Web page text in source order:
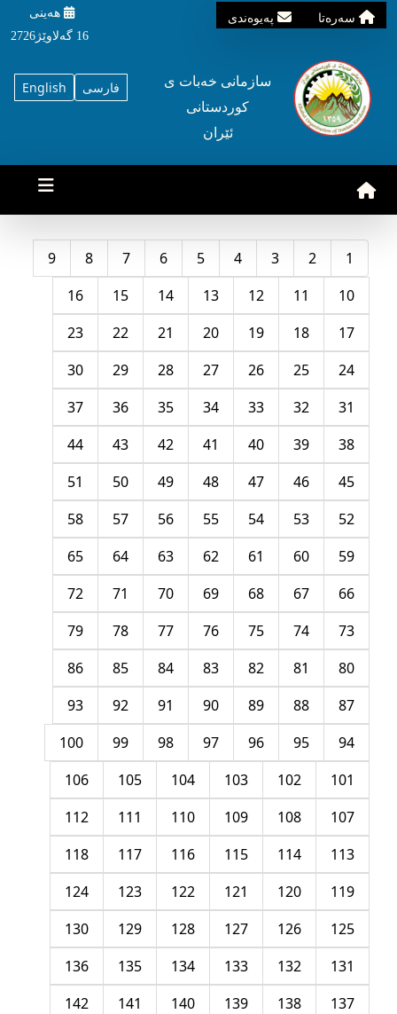
سه‌ره‌تا په‌یوه‌ندی
هه‌ینی
16 گه‌لاوێژ2726
English فارسی
سازمانی خه‌بات ی
کوردستانی
ئێران
1
2
3
4
5
6
7
8
9
10
11
12
13
14
15
16
17
18
19
20
21
22
23
24
25
26
27
28
29
30
31
32
33
34
35
36
37
38
39
40
41
42
43
44
45
46
47
48
49
50
51
52
53
54
55
56
57
58
59
60
61
62
63
64
65
66
67
68
69
70
71
72
73
74
75
76
77
78
79
80
81
82
83
84
85
86
87
88
89
90
91
92
93
94
95
96
97
98
99
100
101
102
103
104
105
106
107
108
109
110
111
112
113
114
115
116
117
118
119
120
121
122
123
124
125
126
127
128
129
130
131
132
133
134
135
136
137
138
139
140
141
142